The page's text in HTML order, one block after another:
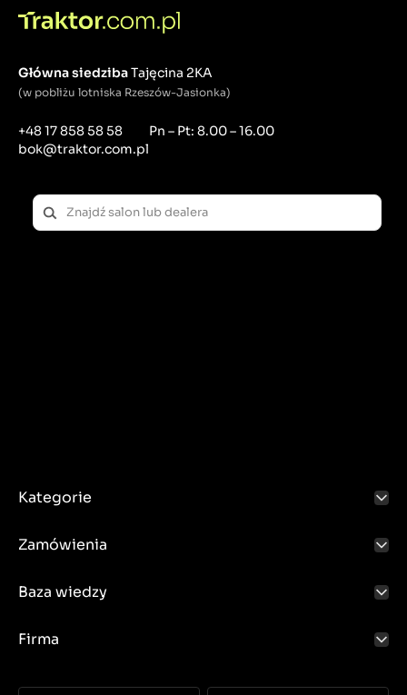
Główna siedzibaTajęcina 2KA
(w pobliżu lotniska Rzeszów-Jasionka)
+48 17 858 58 58
bok@traktor.com.pl
Pn – Pt: 8.00 – 16.00
Kategorie
Zamówienia
Baza wiedzy
Firma